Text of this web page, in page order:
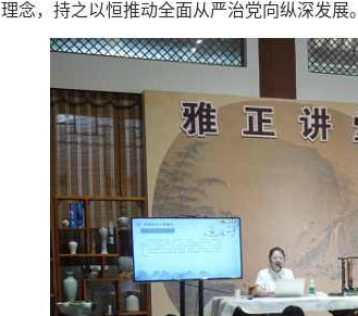
理念，持之以恒推动全面从严治党向纵深发展。